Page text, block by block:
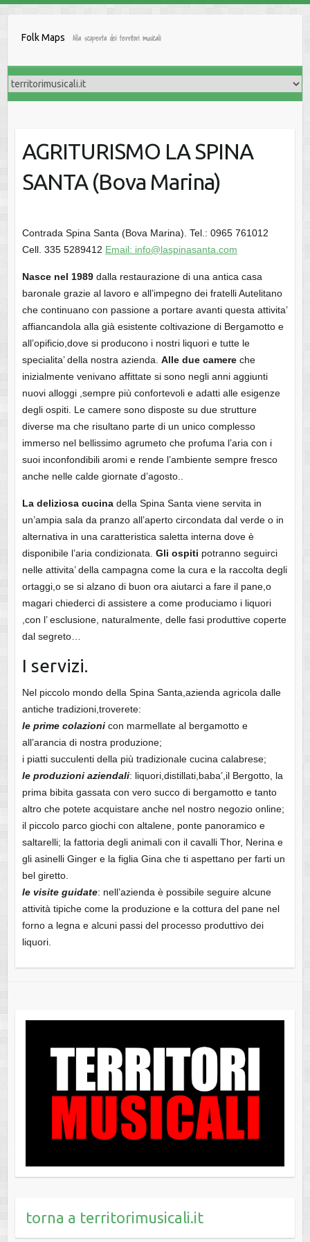
Folk Maps Alla scoperta dei territori musicali
AGRITURISMO LA SPINA
SANTA (Bova Marina)
Contrada Spina Santa (Bova Marina). Tel.: 0965 761012
Cell. 335 5289412 Email: info@laspinasanta.com
Nasce nel 1989dalla restaurazione di una antica casa
baronale grazie al lavoro e all’impegno dei fratelli Autelitano
che continuano con passione a portare avanti questa attivita’
affiancandola alla già esistente coltivazione di Bergamotto e
all’opificio,dove si producono i nostri liquori e tutte le
specialita’ della nostra azienda. Alle due camereche
inizialmente venivano affittate si sono negli anni aggiunti
nuovi alloggi ,sempre più confortevoli e adatti alle esigenze
degli ospiti. Le camere sono disposte su due strutture
diverse ma che risultano parte di un unico complesso
immerso nel bellissimo agrumeto che profuma l’aria con i
suoi inconfondibili aromi e rende l’ambiente sempre fresco
anche nelle calde giornate d’agosto..
La deliziosa cucinadella Spina Santa viene servita in
un’ampia sala da pranzo all’aperto circondata dal verde o in
alternativa in una caratteristica saletta interna dove è
disponibile l’aria condizionata. Gli ospiti potranno seguirci
nelle attivita’ della campagna come la cura e la raccolta degli
ortaggi,o se si alzano di buon ora aiutarci a fare il pane,o
magari chiederci di assistere a come produciamo i liquori
,con l’ esclusione, naturalmente, delle fasi produttive coperte
dal segreto…
I servizi.
Nel piccolo mondo della Spina Santa,azienda agricola dalle
antiche tradizioni,troverete:
le prime colazionicon marmellate al bergamotto e
all’arancia di nostra produzione;
i piatti succulenti della più tradizionale cucina calabrese;
le produzioni aziendali: liquori,distillati,baba’,il Bergotto, la
prima bibita gassata con vero succo di bergamotto e tanto
altro che potete acquistare anche nel nostro negozio online;
il piccolo parco giochi con altalene, ponte panoramico e
saltarelli; la fattoria degli animali con il cavalli Thor, Nerina e
gli asinelli Ginger e la figlia Gina che ti aspettano per farti un
bel giretto.
le visite guidate: nell’azienda è possibile seguire alcune
attività tipiche come la produzione e la cottura del pane nel
forno a legna e alcuni passi del processo produttivo dei
liquori.
torna a territorimusicali.it